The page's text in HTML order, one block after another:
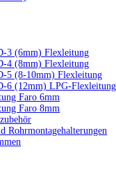
3 (6mm) Flexleitung
4 (8mm) Flexleitung
5 (8-10mm) Flexleitung
6 (12mm) LPG-Flexleitung
Faro 6mm
Faro 8mm
Rohrmontagehalterungen